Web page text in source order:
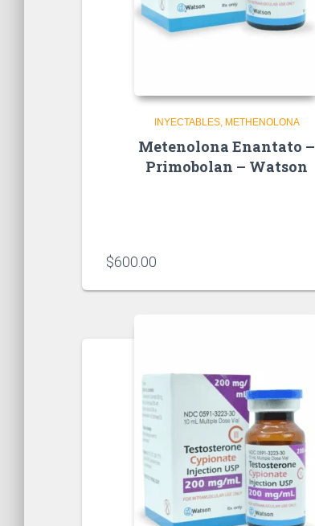
INYECTABLES METHENOLONA
Metenolona Enantato –
Primobolan – Watson
$600.00